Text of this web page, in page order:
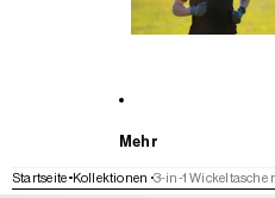
Mehr
Startseite Kollektionen 3-in-1 Wickeltasche
WEITER ZU DEN